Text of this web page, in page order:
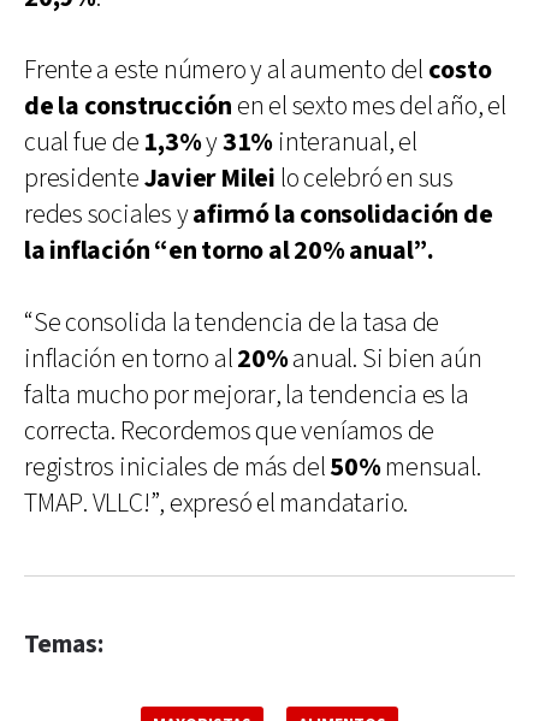
Frente a este número y al aumento del costo
de la construcción en el sexto mes del año, el
cual fue de 1,3%y31% interanual, el
presidenteJavier Milei lo celebró en sus
redes sociales yafirmó la consolidación de
la inflación “en torno al 20% anual”.
“Se consolida la tendencia de la tasa de
inflación en torno al20%anual. Si bien aún
falta mucho por mejorar, la tendencia es la
correcta. Recordemos que veníamos de
registros iniciales de más del50%mensual.
TMAP. VLLC!”, expresó el mandatario.
Temas: